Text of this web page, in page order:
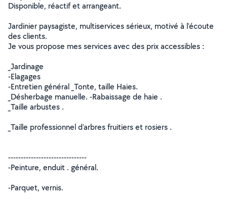
Disponible, réactif et arrangeant.
Jardinier paysagiste, multiservices sérieux, motivé à l'écoute
des clients.
Je vous propose mes services avec des prix accessibles :
_Jardinage
-Elagages
-Entretien général _Tonte, taille Haies.
_Désherbage manuelle. -Rabaissage de haie .
_Taille arbustes .
_Taille professionnel d'arbres fruitiers et rosiers .
-------------------------------
-Peinture, enduit . général.
-Parquet, vernis.